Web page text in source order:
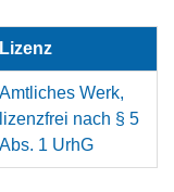
Lizenz
Amtliches Werk,
lizenzfrei nach § 5
Abs. 1 UrhG